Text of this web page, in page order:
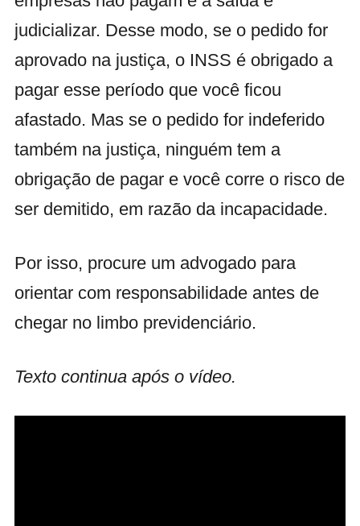
judicializar. Desse modo, se o pedido for
aprovado na justiça, o INSS é obrigado a
pagar esse período que você ficou
afastado. Mas se o pedido for indeferido
também na justiça, ninguém tem a
obrigação de pagar e você corre o risco de
ser demitido, em razão da incapacidade.
Por isso, procure um advogado para
orientar com responsabilidade antes de
chegar no limbo previdenciário.
Texto continua após o vídeo.